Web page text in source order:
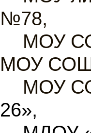
№78,
МОУ
МОУ
МОУ
26»,